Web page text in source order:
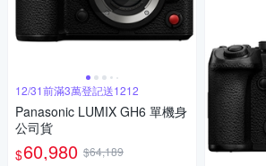
12/31前滿3萬登記送1212
Panasonic LUMIX GH6 單機身
公司貨
$60,980 $64,189